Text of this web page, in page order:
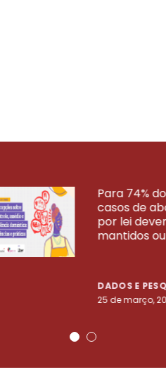
Para 74%
casos de
por lei
mantidos
DADOS E
25 de março,
VEJA MAIS PESQUISAS